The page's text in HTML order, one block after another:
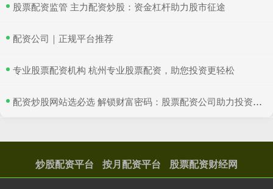
​股票配资监管 主力配资炒股：资金杠杆助力股市征途
​配资公司｜正规平台推荐
​专业股票配资机构 杭州专业股票配资，助您投资更轻松
​配资炒股网站选必选 解锁财富密码：股票配资公司助力投资收益
炒股配资平台 按月配资平台 股票配资财经网